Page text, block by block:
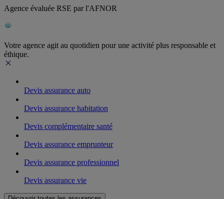
Agence évaluée RSE par l'AFNOR
Votre agence agit au quotidien pour une activité plus responsable et
éthique.
Devis assurance auto
Devis assurance habitation
Devis complémentaire santé
Devis assurance emprunteur
Devis assurance professionnel
Devis assurance vie